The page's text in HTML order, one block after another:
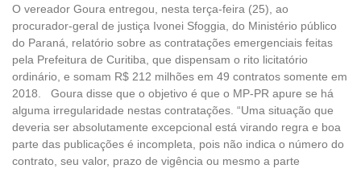
O vereador Goura entregou, nesta terça-feira (25), ao
procurador-geral de justiça Ivonei Sfoggia, do Ministério público
do Paraná, relatório sobre as contratações emergenciais feitas
pela Prefeitura de Curitiba, que dispensam o rito licitatório
ordinário, e somam R$ 212 milhões em 49 contratos somente em
2018. Goura disse que o objetivo é que o MP-PR apure se há
alguma irregularidade nestas contratações. “Uma situação que
deveria ser absolutamente excepcional está virando regra e boa
parte das publicações é incompleta, pois não indica o número do
contrato, seu valor, prazo de vigência ou mesmo a parte